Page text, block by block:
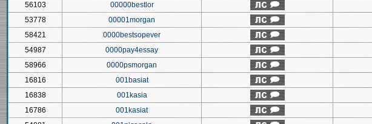
56103
00000bestlor
53778
00001morgan
58421
0000bestsopever
54987
0000pay4essay
58966
0000psmorgan
16816
001basiat
16838
001kasia
16786
001kasiat